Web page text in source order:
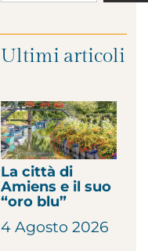
Ultimi articoli
La città di
Amiens e il suo
“oro blu”
4 Agosto 2026